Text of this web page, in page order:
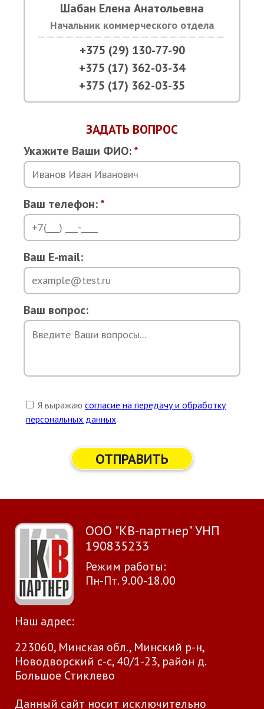
Шабан Елена Анатольевна
Начальник коммерческого отдела
+375 (29) 130-77-90
+375 (17) 362-03-34
+375 (17) 362-03-35
ЗАДАТЬ ВОПРОС
Укажите Ваши ФИО:*
Ваш телефон:*
Ваш E-mail:
Ваш вопрос:
Я выражаю согласие на передачу и обработку
персональных данных
ОТПРАВИТЬ
ООО "КВ-партнер" УНП
190835233
Режим работы:
Пн-Пт. 9.00-18.00
Наш адрес:
223060, Минская обл., Минский р-н,
Новодворский с-с, 40/1-23, район д.
Большое Стиклево
Данный сайт носит исключительно